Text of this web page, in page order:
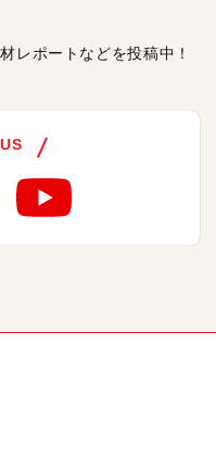
レポートなどを投稿中！